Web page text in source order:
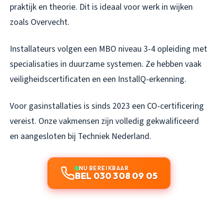
praktijk en theorie. Dit is ideaal voor werk in wijken
zoals Overvecht.
Installateurs volgen een MBO niveau 3-4 opleiding met
specialisaties in duurzame systemen. Ze hebben vaak
veiligheidscertificaten en een InstallQ-erkenning.
Voor gasinstallaties is sinds 2023 een CO-certificering
vereist. Onze vakmensen zijn volledig gekwalificeerd
en aangesloten bij Techniek Nederland.
NU BEREIKBAAR
BEL 030 308 09 05